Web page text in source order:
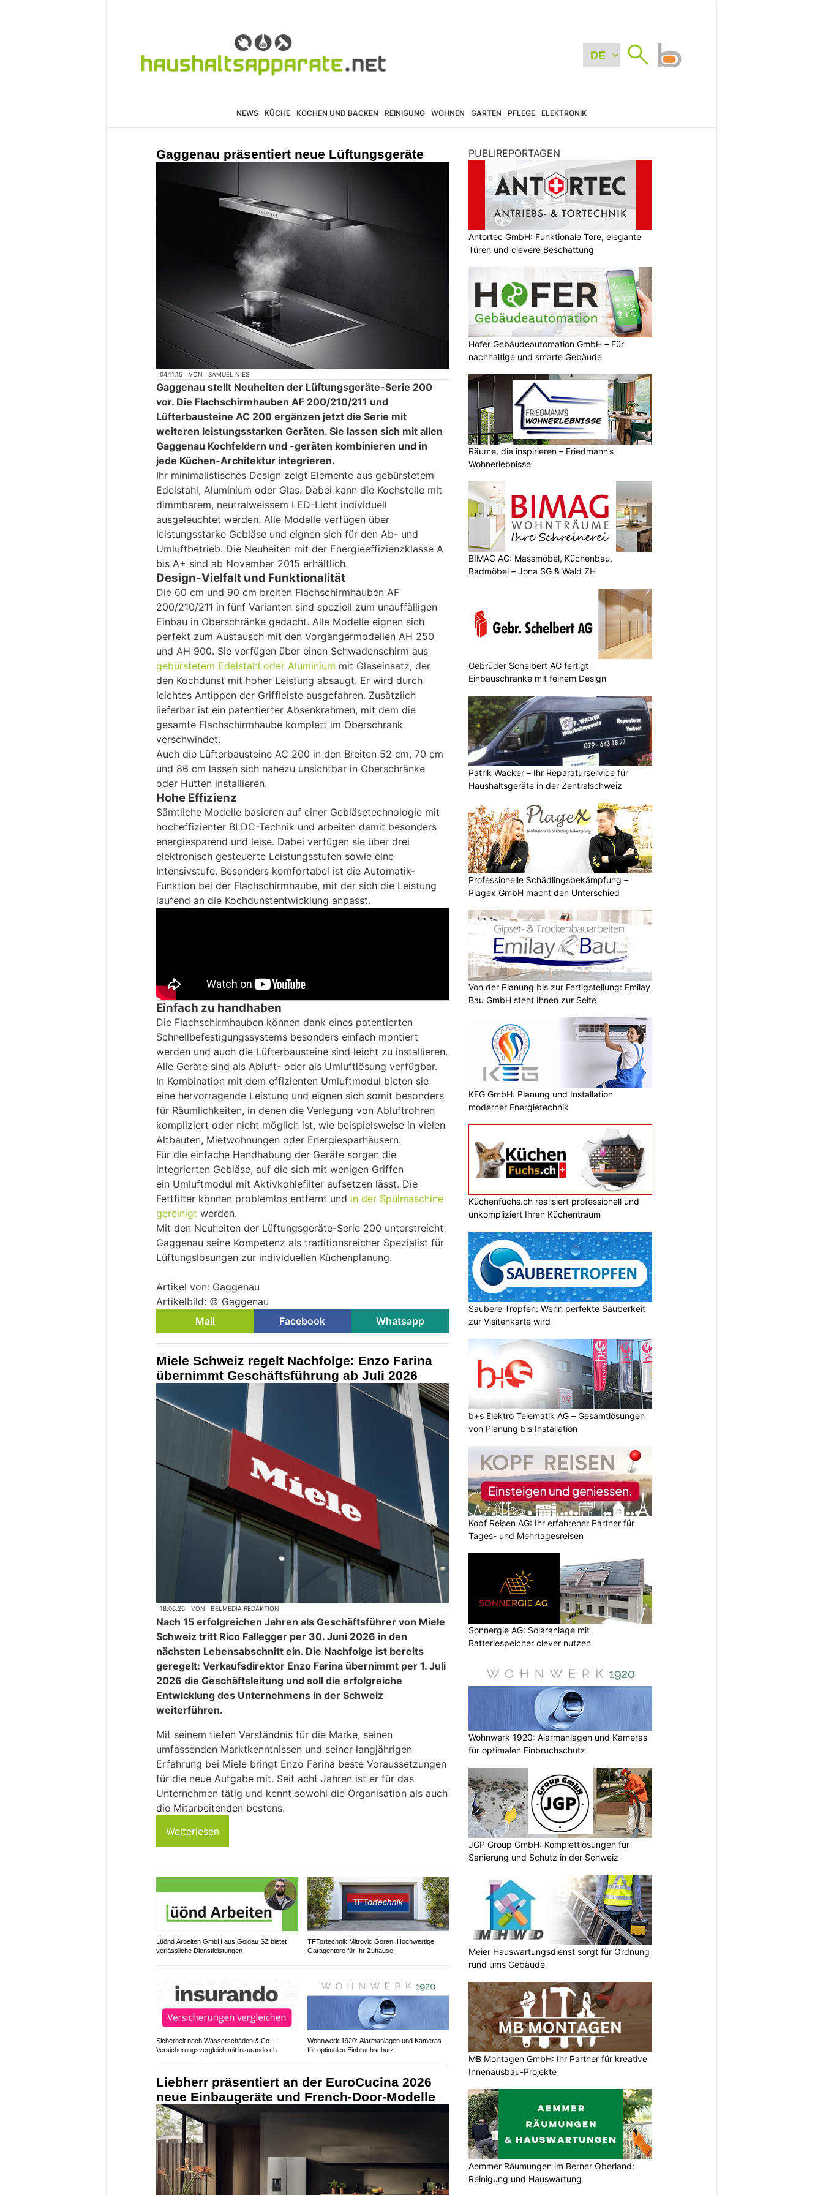
NEWS KÜCHE KOCHEN UND BACKEN REINIGUNG WOHNEN GARTEN PFLEGE ELEKTRONIK
Gaggenau präsentiert neue Lüftungsgeräte
04.11.15 VON SAMUEL NIES
Gaggenau stellt Neuheiten der Lüftungsgeräte-Serie 200
vor. Die Flachschirmhauben AF 200/210/211 und
Lüfterbausteine AC 200 ergänzen jetzt die Serie mit
weiteren leistungsstarken Geräten. Sie lassen sich mit allen
Gaggenau Kochfeldern und -geräten kombinieren und in
jede Küchen-Architektur integrieren.
Ihr minimalistisches Design zeigt Elemente aus gebürstetem
Edelstahl, Aluminium oder Glas. Dabei kann die Kochstelle mit
dimmbarem, neutralweissem LED-Licht individuell
ausgeleuchtet werden. Alle Modelle verfügen über
leistungsstarke Gebläse und eignen sich für den Ab- und
Umluftbetrieb. Die Neuheiten mit der Energieeffizienzklasse A
bis A+ sind ab November 2015 erhältlich.
Design-Vielfalt und Funktionalität
Die 60 cm und 90 cm breiten Flachschirmhauben AF
200/210/211 in fünf Varianten sind speziell zum unauffälligen
Einbau in Oberschränke gedacht. Alle Modelle eignen sich
perfekt zum Austausch mit den Vorgängermodellen AH 250
und AH 900. Sie verfügen über einen Schwadenschirm aus
gebürstetem Edelstahl oder Aluminium mit Glaseinsatz, der
den Kochdunst mit hoher Leistung absaugt. Er wird durch
leichtes Antippen der Griffleiste ausgefahren. Zusätzlich
lieferbar ist ein patentierter Absenkrahmen, mit dem die
gesamte Flachschirmhaube komplett im Oberschrank
verschwindet.
Auch die Lüfterbausteine AC 200 in den Breiten 52 cm, 70 cm
und 86 cm lassen sich nahezu unsichtbar in Oberschränke
oder Hutten installieren.
Hohe Effizienz
Sämtliche Modelle basieren auf einer Gebläsetechnologie mit
hocheffizienter BLDC-Technik und arbeiten damit besonders
energiesparend und leise. Dabei verfügen sie über drei
elektronisch gesteuerte Leistungsstufen sowie eine
Intensivstufe. Besonders komfortabel ist die Automatik-
Funktion bei der Flachschirmhaube, mit der sich die Leistung
laufend an die Kochdunstentwicklung anpasst.
Einfach zu handhaben
Die Flachschirmhauben können dank eines patentierten
Schnellbefestigungssystems besonders einfach montiert
werden und auch die Lüfterbausteine sind leicht zu installieren.
Alle Geräte sind als Abluft- oder als Umluftlösung verfügbar.
In Kombination mit dem effizienten Umluftmodul bieten sie
eine hervorragende Leistung und eignen sich somit besonders
für Räumlichkeiten, in denen die Verlegung von Abluftrohren
kompliziert oder nicht möglich ist, wie beispielsweise in vielen
Altbauten, Mietwohnungen oder Energiesparhäusern.
Für die einfache Handhabung der Geräte sorgen die
integrierten Gebläse, auf die sich mit wenigen Griffen
ein Umluftmodul mit Aktivkohlefilter aufsetzen lässt. Die
Fettfilter können problemlos entfernt und in der Spülmaschine
gereinigt werden.
Mit den Neuheiten der Lüftungsgeräte-Serie 200 unterstreicht
Gaggenau seine Kompetenz als traditionsreicher Spezialist für
Lüftungslösungen zur individuellen Küchenplanung.
Artikel von: Gaggenau
Artikelbild: © Gaggenau
Mail
Facebook Whatsapp
Miele Schweiz regelt Nachfolge: Enzo Farina
übernimmt Geschäftsführung ab Juli 2026
18.06.26 VON BELMEDIA REDAKTION
Nach 15 erfolgreichen Jahren als Geschäftsführer von Miele
Schweiz tritt Rico Fallegger per 30. Juni 2026 in den
nächsten Lebensabschnitt ein. Die Nachfolge ist bereits
geregelt: Verkaufsdirektor Enzo Farina übernimmt per 1. Juli
2026 die Geschäftsleitung und soll die erfolgreiche
Entwicklung des Unternehmens in der Schweiz
weiterführen.
Mit seinem tiefen Verständnis für die Marke, seinen
umfassenden Marktkenntnissen und seiner langjährigen
Erfahrung bei Miele bringt Enzo Farina beste Voraussetzungen
für die neue Aufgabe mit. Seit acht Jahren ist er für das
Unternehmen tätig und kennt sowohl die Organisation als auch
die Mitarbeitenden bestens.
Weiterlesen
Lüönd Arbeiten GmbH aus Goldau SZ bietet
verlässliche Dienstleistungen
TFTortechnik Mitrovic Goran: Hochwertige
Garagentore für Ihr Zuhause
Sicherheit nach Wasserschäden & Co. –
Versicherungsvergleich mit insurando.ch
Wohnwerk 1920: Alarmanlagen und Kameras
für optimalen Einbruchschutz
Liebherr präsentiert an der EuroCucina 2026
neue Einbaugeräte und French-Door-Modelle
PUBLIREPORTAGEN
Antortec GmbH: Funktionale Tore, elegante
Türen und clevere Beschattung
Hofer Gebäudeautomation GmbH – Für
nachhaltige und smarte Gebäude
Räume, die inspirieren – Friedmann’s
Wohnerlebnisse
BIMAG AG: Massmöbel, Küchenbau,
Badmöbel – Jona SG & Wald ZH
Gebrüder Schelbert AG fertigt
Einbauschränke mit feinem Design
Patrik Wacker – Ihr Reparaturservice für
Haushaltsgeräte in der Zentralschweiz
Professionelle Schädlingsbekämpfung –
Plagex GmbH macht den Unterschied
Von der Planung bis zur Fertigstellung: Emilay
Bau GmbH steht Ihnen zur Seite
KEG GmbH: Planung und Installation
moderner Energietechnik
Küchenfuchs.ch realisiert professionell und
unkompliziert Ihren Küchentraum
Saubere Tropfen: Wenn perfekte Sauberkeit
zur Visitenkarte wird
b+s Elektro Telematik AG – Gesamtlösungen
von Planung bis Installation
Kopf Reisen AG: Ihr erfahrener Partner für
Tages- und Mehrtagesreisen
Sonnergie AG: Solaranlage mit
Batteriespeicher clever nutzen
Wohnwerk 1920: Alarmanlagen und Kameras
für optimalen Einbruchschutz
JGP Group GmbH: Komplettlösungen für
Sanierung und Schutz in der Schweiz
Meier Hauswartungsdienst sorgt für Ordnung
rund ums Gebäude
MB Montagen GmbH: Ihr Partner für kreative
Innenausbau-Projekte
Aemmer Räumungen im Berner Oberland:
Reinigung und Hauswartung